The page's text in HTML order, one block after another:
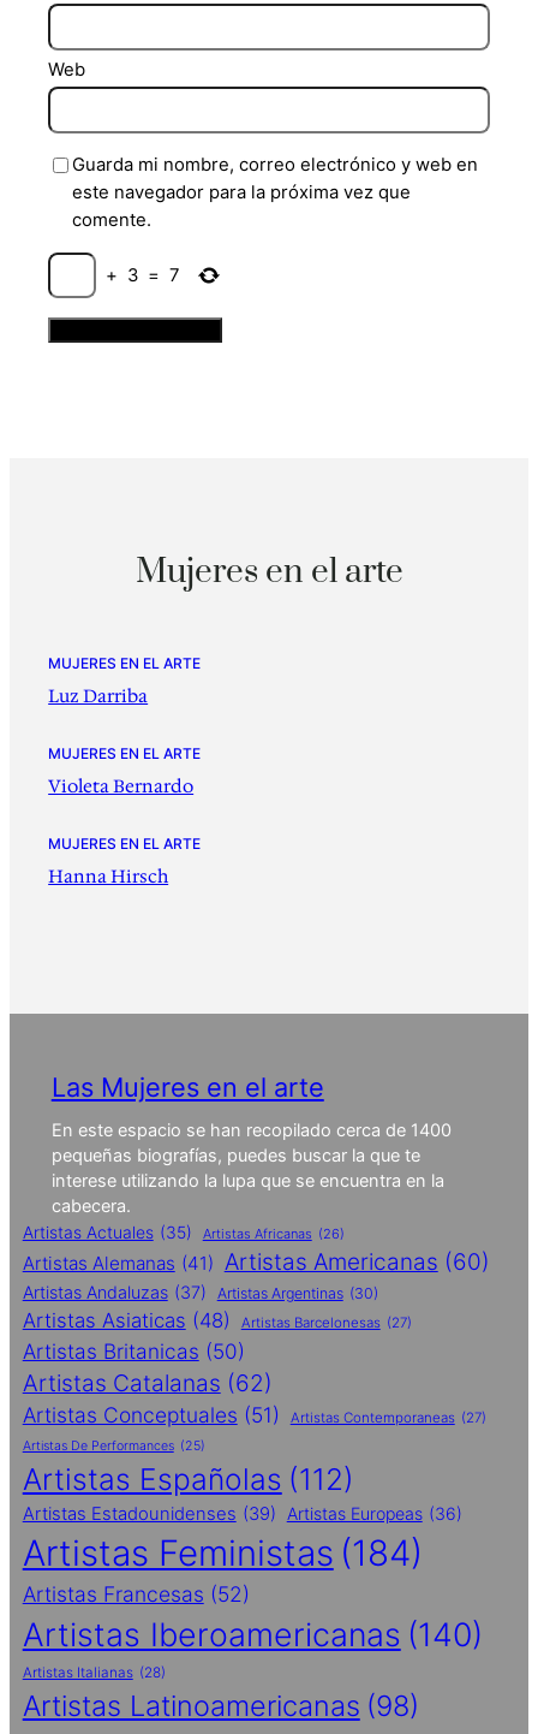
Web
Guarda mi nombre, correo electrónico y web en
este navegador para la próxima vez que
comente.
+ 3 = 7
Mujeres en el arte
MUJERES EN EL ARTE
Luz Darriba
MUJERES EN EL ARTE
Violeta Bernardo
MUJERES EN EL ARTE
Hanna Hirsch
Las Mujeres en el arte
En este espacio se han recopilado cerca de 1400
pequeñas biografías, puedes buscar la que te
interese utilizando la lupa que se encuentra en la
cabecera.
Artistas Actuales (35) Artistas Africanas (26)
Artistas Alemanas (41) Artistas Americanas (60)
Artistas Andaluzas (37) Artistas Argentinas (30)
Artistas Asiaticas (48) Artistas Barcelonesas (27)
Artistas Britanicas (50)
Artistas Catalanas (62)
Artistas Conceptuales (51) Artistas Contemporaneas (27)
Artistas De Performances (25)
Artistas Españolas (112)
Artistas Estadounidenses (39) Artistas Europeas (36)
Artistas Feministas (184)
Artistas Francesas (52)
Artistas Iberoamericanas (140)
Artistas Italianas (28)
Artistas Latinoamericanas (98)